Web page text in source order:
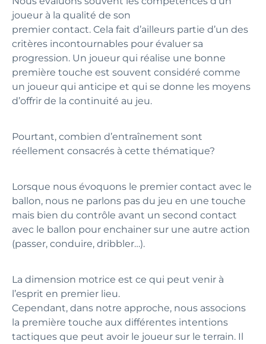
joueur à la qualité de son
premier contact. Cela fait d’ailleurs partie d’un des
critères incontournables pour évaluer sa
progression. Un joueur qui réalise une bonne
première touche est souvent considéré comme
un joueur qui anticipe et qui se donne les moyens
d’offrir de la continuité au jeu.
Pourtant, combien d’entraînement sont
réellement consacrés à cette thématique?
Lorsque nous évoquons le premier contact avec le
ballon, nous ne parlons pas du jeu en une touche
mais bien du contrôle avant un second contact
avec le ballon pour enchainer sur une autre action
(passer, conduire, dribbler…).
La dimension motrice est ce qui peut venir à
l’esprit en premier lieu.
Cependant, dans notre approche, nous associons
la première touche aux différentes intentions
tactiques que peut avoir le joueur sur le terrain. Il